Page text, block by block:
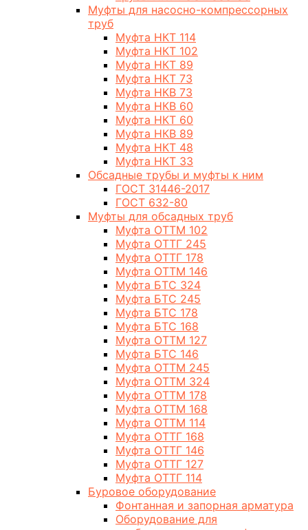
Муфты для насосно-компрессорных
труб
Муфта НКТ 114
Муфта НКТ 102
Муфта НКТ 89
Муфта НКТ 73
Муфта НКВ 73
Муфта НКВ 60
Муфта НКТ 60
Муфта НКВ 89
Муфта НКТ 48
Муфта НКТ 33
Обсадные трубы и муфты к ним
ГОСТ 31446-2017
ГОСТ 632-80
Муфты для обсадных труб
Муфта ОТТМ 102
Муфта ОТТГ 245
Муфта ОТТГ 178
Муфта ОТТМ 146
Муфта БТС 324
Муфта БТС 245
Муфта БТС 178
Муфта БТС 168
Муфта ОТТМ 127
Муфта БТС 146
Муфта ОТТМ 245
Муфта ОТТМ 324
Муфта ОТТМ 178
Муфта ОТТМ 168
Муфта ОТТМ 114
Муфта ОТТГ 168
Муфта ОТТГ 146
Муфта ОТТГ 127
Муфта ОТТГ 114
Буровое оборудование
Фонтанная и запорная арматура
Оборудование для